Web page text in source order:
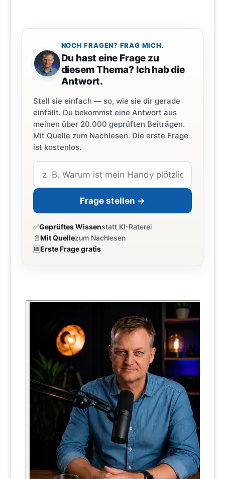
NOCH FRAGEN? FRAG MICH.
Du hast eine Frage zu
diesem Thema? Ich hab die
Antwort.
Stell sie einfach — so, wie sie dir gerade
einfällt. Du bekommst eine Antwort aus
meinen über 20.000 geprüften Beiträgen.
Mit Quelle zum Nachlesen. Die erste Frage
ist kostenlos.
Frage stellen →
✅Geprüftes Wissenstatt KI-Raterei
📄Mit Quellezum Nachlesen
🆓Erste Frage gratis